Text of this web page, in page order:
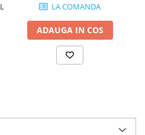
LA COMANDA
ADAUGA IN COS